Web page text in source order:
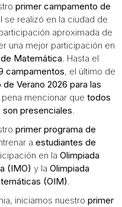
primer campamento de
se realizó en la ciudad de
aproximada de
una mejor participación en
Matemática. Hasta el
campamentos, el último de
Verano 2026 para las
pena mencionar que todos
presenciales.
primer programa de
a estudiantes de
en la Olimpiada
(IMO) y la Olimpiada
(OIM).
iniciamos nuestro primer